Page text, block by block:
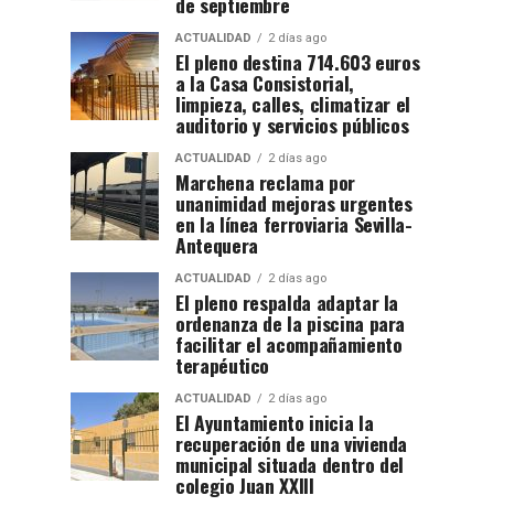
ACTUALIDAD 2 días ago
El pleno destina 714.603 euros
a la Casa Consistorial,
limpieza, calles, climatizar el
auditorio y servicios públicos
ACTUALIDAD 2 días ago
Marchena reclama por
unanimidad mejoras urgentes
en la línea ferroviaria Sevilla-
Antequera
ACTUALIDAD 2 días ago
El pleno respalda adaptar la
ordenanza de la piscina para
facilitar el acompañamiento
terapéutico
ACTUALIDAD 2 días ago
El Ayuntamiento inicia la
recuperación de una vivienda
municipal situada dentro del
colegio Juan XXIII